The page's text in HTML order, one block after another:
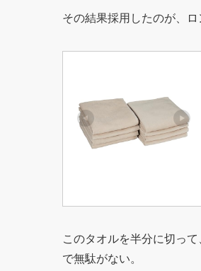
その結果採用したのが、
このタオルを半分に切っ
で無駄がない。